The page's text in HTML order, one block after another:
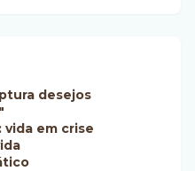
desejos
em crise